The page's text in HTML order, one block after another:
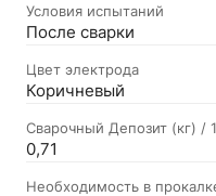
Условия испытаний
После сварки
Цвет электрода
Коричневый
Сварочный Депозит (кг) /
0,71
Необходимость в